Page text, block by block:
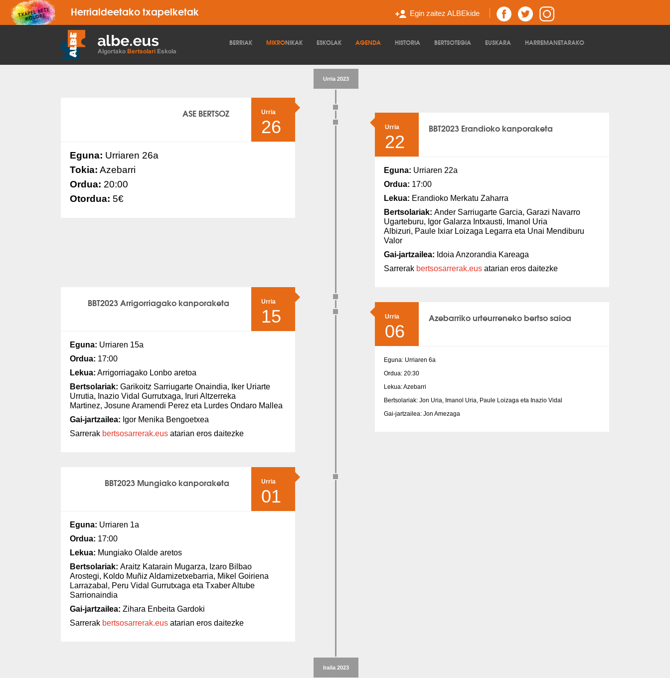
BERRIAK MIKRONIKAK ESKOLAK AGENDA HISTORIA BERTSOTEGIA EUSKARA HARREMANETARAKO
Herrialdeetako txapelketak Egin zaitez ALBEkide
Urria 2023
ASE BERTSOZ
26
Urria
Eguna: Urriaren 26a
Tokia: Azebarri
Ordua: 20:00
Otordua: 5€
BBT2023 Erandioko kanporaketa
22
Urria
Eguna: Urriaren 22a
Ordua: 17:00
Lekua: Erandioko Merkatu Zaharra
Bertsolariak: Ander Sarriugarte Garcia, Garazi Navarro
Ugarteburu, Igor Galarza Intxausti, Imanol Uria
Albizuri, Paule Ixiar Loizaga Legarra eta Unai Mendiburu
Valor
Gai-jartzailea: Idoia Anzorandia Kareaga
Sarrerak bertsosarrerak.eus atarian eros daitezke
BBT2023 Arrigorriagako kanporaketa
15
Urria
Eguna: Urriaren 15a
Ordua: 17:00
Lekua: Arrigorriagako Lonbo aretoa
Bertsolariak: Garikoitz Sarriugarte Onaindia, Iker Uriarte
Urrutia, Inazio Vidal Gurrutxaga, Iruri Altzerreka
Martinez, Josune Aramendi Perez eta Lurdes Ondaro Mallea
Gai-jartzailea: Igor Menika Bengoetxea
Sarrerak bertsosarrerak.eus atarian eros daitezke
Azebarriko urteurreneko bertso saioa
06
Urria
Eguna: Urriaren 6a
Ordua: 20:30
Lekua: Azebarri
Bertsolariak: Jon Uria, Imanol Uria, Paule Loizaga eta Inazio Vidal
Gai-jartzailea: Jon Amezaga
BBT2023 Mungiako kanporaketa
01
Urria
Eguna: Urriaren 1a
Ordua: 17:00
Lekua: Mungiako Olalde aretos
Bertsolariak: Araitz Katarain Mugarza, Izaro Bilbao
Arostegi, Koldo Muñiz Aldamizetxebarria, Mikel Goiriena
Larrazabal, Peru Vidal Gurrutxaga eta Txaber Altube
Sarrionaindia
Gai-jartzailea: Zihara Enbeita Gardoki
Sarrerak bertsosarrerak.eus atarian eros daitezke
Iraila 2023